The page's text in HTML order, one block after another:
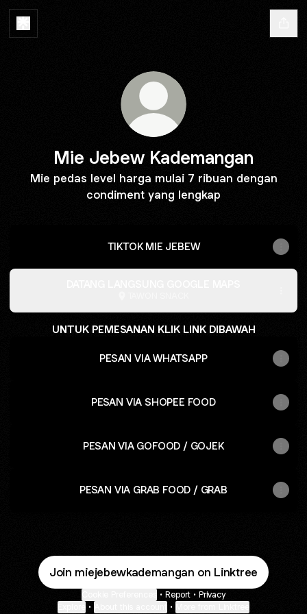
Mie Jebew Kademangan
Mie pedas level harga mulai 7 ribuan dengan
condiment yang lengkap
TIKTOK MIE JEBEW
UNTUK PEMESANAN KLIK LINK DIBAWAH
PESAN VIA WHATSAPP
PESAN VIA SHOPEE FOOD
PESAN VIA GOFOOD / GOJEK
PESAN VIA GRAB FOOD / GRAB
Join miejebewkademangan on Linktree
• Report • Privacy
• •